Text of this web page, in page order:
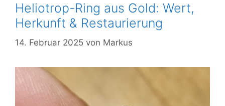
Heliotrop-Ring aus Gold: Wert,
Herkunft & Restaurierung
14. Februar 2025 von Markus